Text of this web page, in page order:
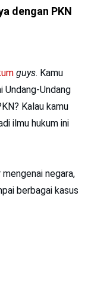
dengan PKN
guys. Kamu
Undang-Undang
Kalau kamu
ilmu hukum ini
negara,
berbagai kasus